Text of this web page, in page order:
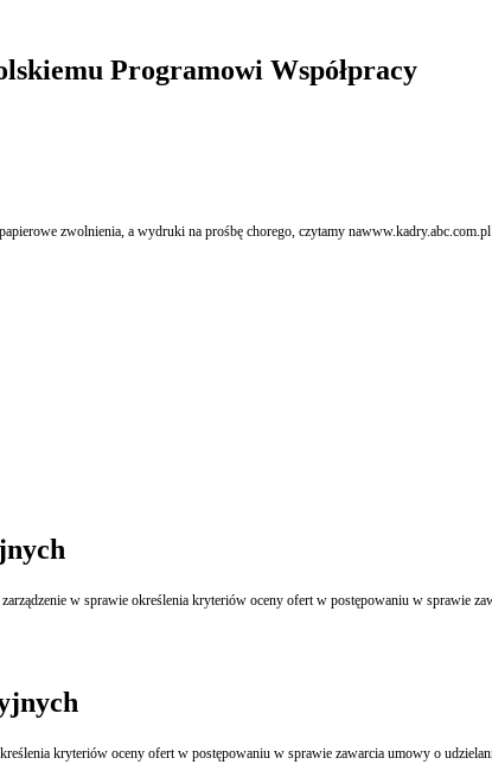
Programowi Współpracy
Zaświadczenia lekarskie o niezdolności do pracy z powodu choroby będą wystawiane w formie elektronicznej. Wyjątkiem będą papierowe zwolnienia, a wydruki na prośbę chorego, czytamy nawww.kadry.abc.com.pl